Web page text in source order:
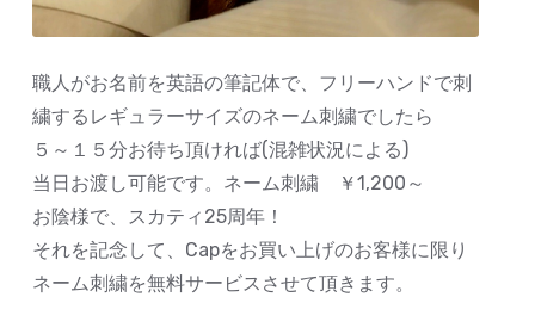
職人がお名前を英語の筆記体で、フリーハンドで刺
繍するレギュラーサイズのネーム刺繍でしたら
５～１５分お待ち頂ければ(混雑状況による)
当日お渡し可能です。ネーム刺繍 ￥1,200～
お陰様で、スカティ25周年！
それを記念して、Capをお買い上げのお客様に限り
ネーム刺繍を無料サービスさせて頂きます。